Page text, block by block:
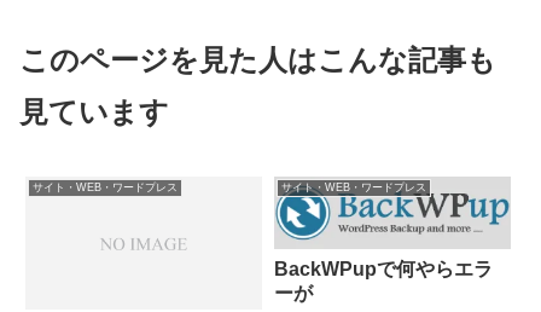
このページを見た人はこんな記事も
見ています
サイト・WEB・ワードプレス サイト・WEB・ワードプレス
BackWPupで何やらエラ
ーが